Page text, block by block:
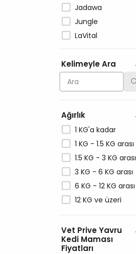
Jadawa
Jungle
LaVital
N&D
Nutri
PERFECT FIT
PLATINUM
Pro Plan
ProChoice
Reflex
Royal Canin
Spectrum
Unique
Wanpy
Whiskas
Kelimeyle Ara
Ağırlık
1 KG'a kadar
1 KG - 1.5 KG arası
1.5 KG - 3 KG arası
3 KG - 6 KG arası
6 KG - 12 KG arası
12 KG ve üzeri
Vet Prive Yavru
Kedi Maması
Fiyatları